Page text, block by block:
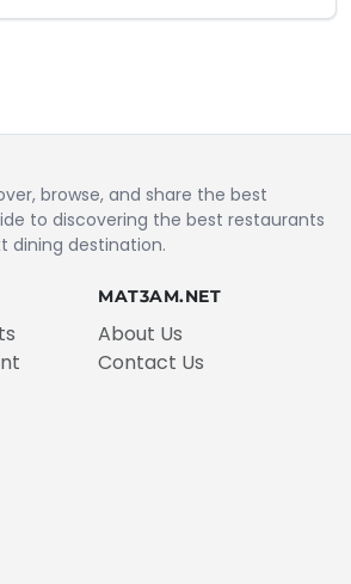
browse, and share the best
to discovering the best restaurants
dining destination.
MAT3AM.NET
About Us
Contact Us